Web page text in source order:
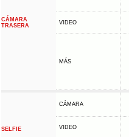
CÁMARA
TRASERA
VIDEO
MÁS
SELFIE
CÁMARA
VIDEO